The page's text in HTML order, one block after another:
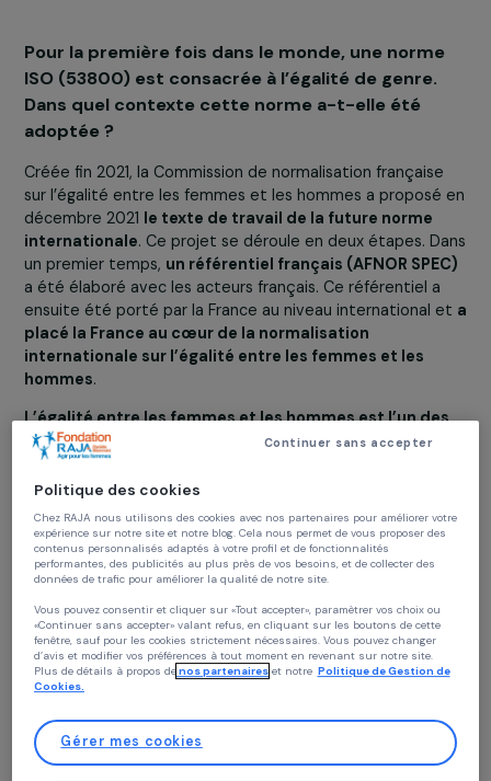
4 octobre 2024
Pour la première fois dans le monde, une
ISO (53800) est consacrée à l’égalité de genre.
Dans quel contexte cette norme a-t-elle été
adoptée ?
Créée fin 2021, la Commission de normalisation
sur l’égalité entre les femmes et les hommes a
décembre 2021 le texte de travail de la future norme
internationale. Ce projet se déroule en deux étapes.
un premier temps,
un référentiel français (AFNOR
ensuite été porté par la France au niveau international
placé la France au cœur de la normalisation
hommes.
L’égalité entre les femmes et les hommes est l’un
Objectifs de développement durable des Nations
adoptés en 2015 pour éradiquer la
protéger la planète et faire en sorte que tous les êtres
humains vivent dans la paix et la prospérité d’ici à 2030.
Grâce à cela, de grands progrès ont été réalisés en
matière d’égalité au cours des dernières décennies,
monde n’est toujours pas sur la bonne voie pour
pleinement l’égalité d’ici 2030.
La situation
aux droits des femmes et des filles a été encore
Politique des cookies
Chez RAJA nous utilisons des cookies avec nos partenaires pour améliorer
expérience sur notre site et notre blog. Cela nous permet de vous proposer
contenus personnalisés adaptés à votre profil et de fonctionnalités
données de trafic pour améliorer la qualité de notre site.
Vous pouvez consentir et cliquer sur «Tout accepter», paramètrer vos choix ou
Continuer sans accepter